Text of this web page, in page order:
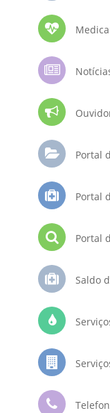
Portal
Portal
Portal
Saldo